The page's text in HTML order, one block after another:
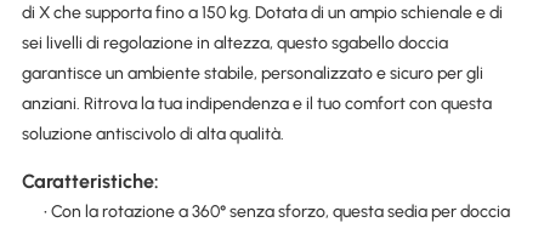
di X che supporta fino a 150 kg. Dotata di un ampio schienale e di
sei livelli di regolazione in altezza, questo sgabello doccia
garantisce un ambiente stabile, personalizzato e sicuro per gli
anziani. Ritrova la tua indipendenza e il tuo comfort con questa
soluzione antiscivolo di alta qualità.
Caratteristiche:
• Con la rotazione a 360° senza sforzo, questa sedia per doccia